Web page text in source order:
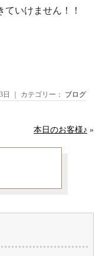
いけません！！
日 ｜ カテゴリー： ブログ
本日のお客様♪ »